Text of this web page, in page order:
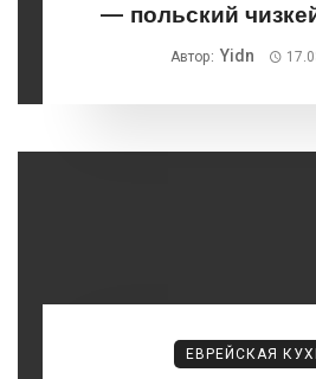
— польский
Автор: Yidn
ЕВРЕЙСКАЯ